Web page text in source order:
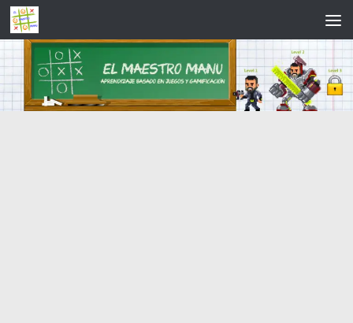
Saltar al contenido